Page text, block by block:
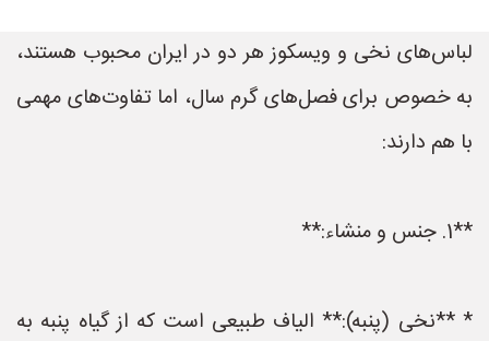
لباس‌های نخی و ویسکوز هر دو در ایران محبوب هستند،
به خصوص برای فصل‌های گرم سال، اما تفاوت‌های مهمی
با هم دارند:
**1. جنس و منشاء:**
* **نخی (پنبه):** الیاف طبیعی است که از گیاه پنبه به